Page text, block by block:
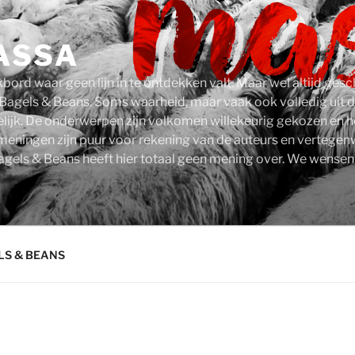
waar geen lijn in te ontdekken valt. Maar wel altijd
& Beans. Soms waarheid, maar vaak ook volledig uit
De onderwerpen zijn volkomen willekeurig gekozen en
zijn puur voor rekening van de auteurs en
& Beans heeft hier totaal geen mening over. We
& BEANS